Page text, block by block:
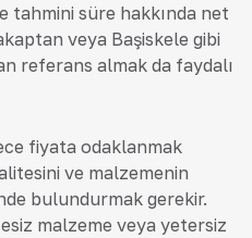
tahmini süre hakkında net
veya Başiskele gibi
referans almak da faydalı
fiyata odaklanmak
ve malzemenin
bulundurmak gerekir.
malzeme veya yetersiz